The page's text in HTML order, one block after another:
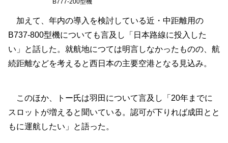
B777-200型機
加えて、年内の導入を検討している近・中距離用の
B737-800型機についても言及し「日本路線に投入した
い」と話した。就航地につては明言しなかったものの、航
続距離などを考えると西日本の主要空港となる見込み。
このほか、トー氏は羽田について言及し「20年までに
スロットが増えると聞いている。認可が下りれば成田とと
もに運航したい」と語った。